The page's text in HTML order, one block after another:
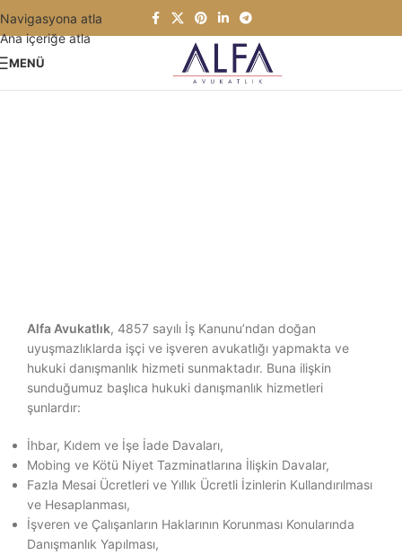
Navigasyona atla
Ana içeriğe atla
MENÜ
Alfa Avukatlık, 4857 sayılı İş Kanunu’ndan doğan
uyuşmazlıklarda işçi ve işveren avukatlığı yapmakta ve
hukuki danışmanlık hizmeti sunmaktadır. Buna ilişkin
sunduğumuz başlıca hukuki danışmanlık hizmetleri
şunlardır:
İhbar, Kıdem ve İşe İade Davaları,
Mobing ve Kötü Niyet Tazminatlarına İlişkin Davalar,
Fazla Mesai Ücretleri ve Yıllık Ücretli İzinlerin Kullandırılması
ve Hesaplanması,
İşveren ve Çalışanların Haklarının Korunması Konularında
Danışmanlık Yapılması,